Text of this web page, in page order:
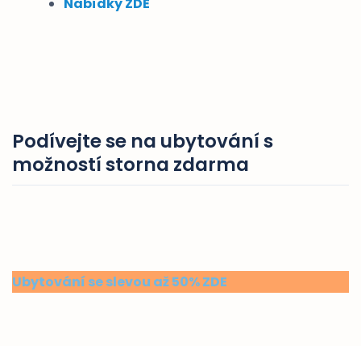
Podívejte se na ubytování s
možností storna zdarma
Ubytování se slevou až 50% ZDE